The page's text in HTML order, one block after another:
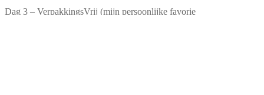
Dag 3 – VerpakkingsVrij (mijn persoonlijke favorie